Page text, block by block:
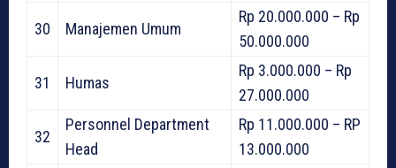
30 Manajemen Umum
Rp 20.000.000 – Rp
50.000.000
31 Humas
Rp 3.000.000 – Rp
27.000.000
32
Personnel Department
Head
Rp 11.000.000 – RP
13.000.000